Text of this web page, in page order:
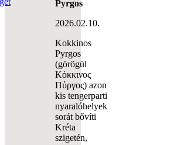
Kalamaki
beach
2026.02.10.
Az egyik
leghosszabb
és legjobban
kiépített
strand Kréta
sziget déli
részén,